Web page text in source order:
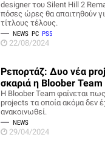
designer του Silent Hill 2
πόσες ώρες θα απαιτηθούν
τίτλους τέλους.
NEWS PC PS5
22/08/2024
Ρεπορτάζ: Δυο νέα
σκαριά η Bloober Team
H Bloober Team φαίνεται
projects τα οποία ακόμα δεν
ανακοινωθεί.
NEWS
29/04/2024